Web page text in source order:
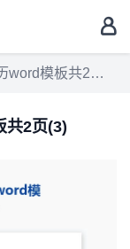
模板共2页(3)
共2页(3)